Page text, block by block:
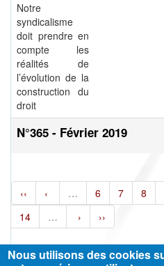
Notre
syndicalisme
doit prendre en
compte les
réalités de
l’évolution de la
construction du
droit
N°365 - Février 2019
‹‹ ‹ … 6 7 8
14
… › ››
Nous utilisons des cookies